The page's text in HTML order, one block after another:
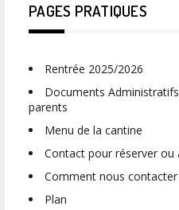
PAGES PRATIQUES
Rentrée 2025/2026
Documents
parents
Menu de la cantine
Contact pour réserver ou
Comment nous contacter
Plan